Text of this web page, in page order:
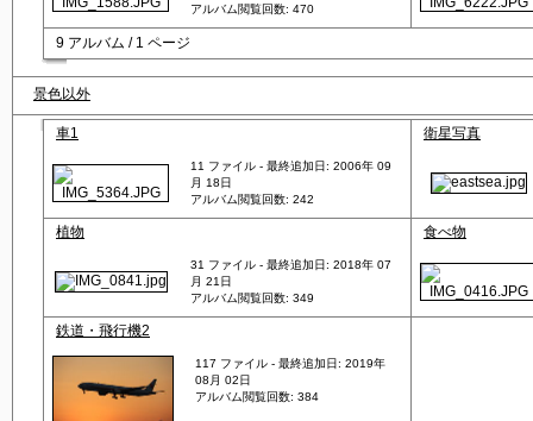
アルバム閲覧回数: 470
9 アルバム / 1 ページ
景色以外
車1
11 ファイル - 最終追加日: 2006年 09
月 18日
アルバム閲覧回数: 242
衛星写真
植物
31 ファイル - 最終追加日: 2018年 07
月 21日
アルバム閲覧回数: 349
食べ物
鉄道・飛行機2
117 ファイル - 最終追加日: 2019年
08月 02日
アルバム閲覧回数: 384